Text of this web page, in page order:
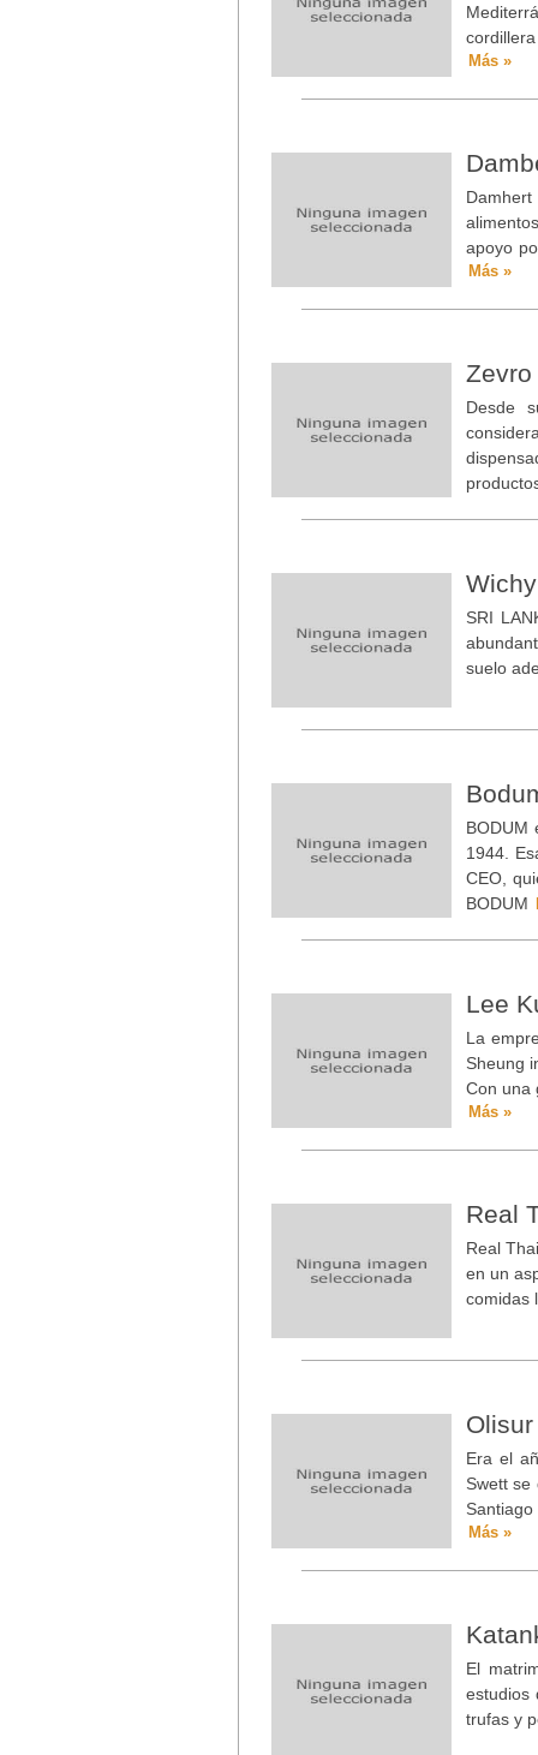
Más »
apoyo
Más »
Zevro
Desde
Wichy
SRI
suelo
BODUM
1944.
CEO,
BODUM
Lee
La
Sheung
Con una
Más »
Real
Real
en un
comidas
Olisur
Era el
Swett
Más »
El
estudios
trufas y